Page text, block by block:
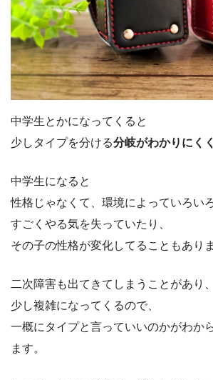
中学生とかになってくると
少しタイプを分ける分岐がわかりにくく
中学生になると
性格じゃなくて、環境によっていろい
すごくやる気を失っていたり、
その子の性格が変化してることもありま
二次障害も出てきてしまうことがあり、
少し複雑になってくるので、
一概にタイプと言っていいのかがわか
ます。